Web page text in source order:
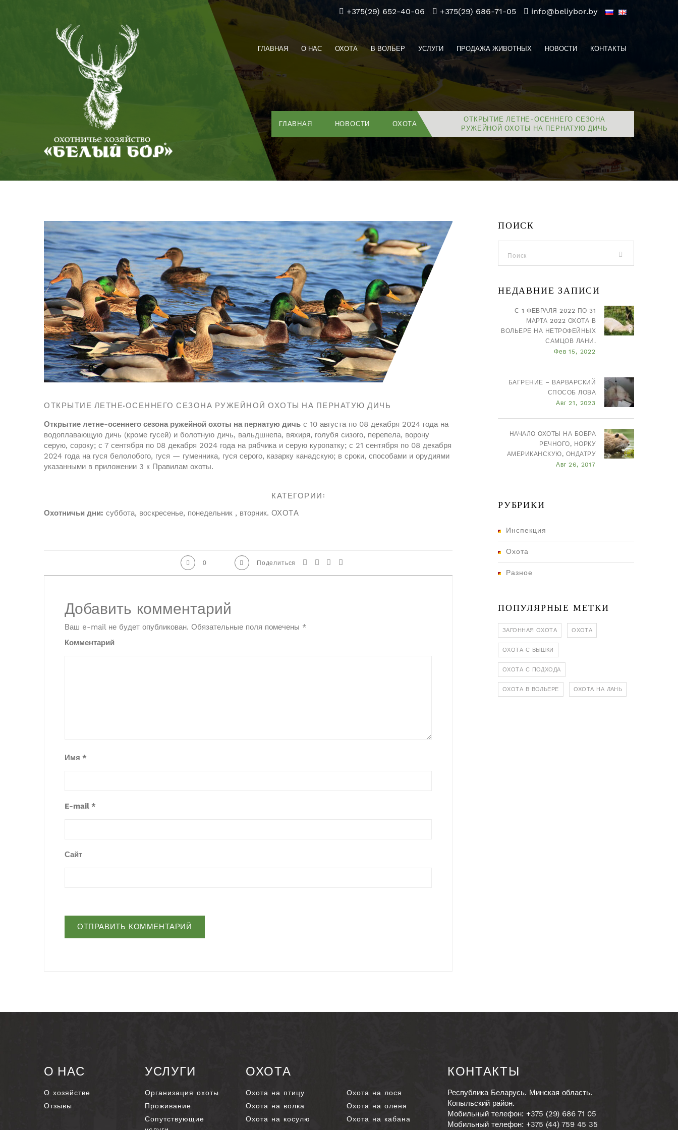
+375(29) 652-40-06 +375(29) 686-71-05 info@beliybor.by
ГЛАВНАЯ О НАС ОХОТА В ВОЛЬЕР УСЛУГИ ПРОДАЖА ЖИВОТНЫХ НОВОСТИ КОНТАКТЫ
ГЛАВНАЯ НОВОСТИ ОХОТА
ОТКРЫТИЕ ЛЕТНЕ-ОСЕННЕГО СЕЗОНА
РУЖЕЙНОЙ ОХОТЫ НА ПЕРНАТУЮ ДИЧЬ
ОТКРЫТИЕ ЛЕТНЕ-ОСЕННЕГО СЕЗОНА РУЖЕЙНОЙ ОХОТЫ НА ПЕРНАТУЮ ДИЧЬ
Открытие летне-осеннего сезона ружейной охоты на пернатую дичь с 10 августа по 08 декабря 2024 года на
водоплавающую дичь (кроме гусей) и болотную дичь, вальдшнепа, вяхиря, голубя сизого, перепела, ворону
серую, сороку; с 7 сентября по 08 декабря 2024 года на рябчика и серую куропатку; с 21 сентября по 08 декабря
2024 года на гуся белолобого, гуся — гуменника, гуся серого, казарку канадскую; в сроки, способами и орудиями
указанными в приложении 3 к Правилам охоты.
Охотничьи дни: суббота, воскресенье, понедельник , вторник.
КАТЕГОРИИ:
ОХОТА
0 Поделиться
Добавить комментарий
Ваш e-mail не будет опубликован. Обязательные поля помечены *
Комментарий
Имя *
E-mail *
Сайт
ПОИСК
НЕДАВНИЕ ЗАПИСИ
С 1 ФЕВРАЛЯ 2022 ПО 31
МАРТА 2022 ОХОТА В
ВОЛЬЕРЕ НА НЕТРОФЕЙНЫХ
САМЦОВ ЛАНИ.
Фев 15, 2022
БАГРЕНИЕ – ВАРВАРСКИЙ
СПОСОБ ЛОВА
Авг 21, 2023
НАЧАЛО ОХОТЫ НА БОБРА
РЕЧНОГО, НОРКУ
АМЕРИКАНСКУЮ, ОНДАТРУ
Авг 26, 2017
РУБРИКИ
Инспекция
Охота
Разное
ПОПУЛЯРНЫЕ МЕТКИ
ЗАГОННАЯ ОХОТА ОХОТА
ОХОТА С ВЫШКИ
ОХОТА С ПОДХОДА
ОХОТА В ВОЛЬЕРЕ ОХОТА НА ЛАНЬ
О НАС
О хозяйстве
Отзывы
УСЛУГИ
Организация охоты
Проживание
Сопутствующие
ОХОТА
Охота на птицу
Охота на волка
Охота на косулю
Охота на лося
Охота на оленя
Охота на кабана
КОНТАКТЫ
Республика Беларусь. Минская область.
Копыльский район.
Мобильный телефон: +375 (29) 686 71 05
Мобильный телефон: +375 (44) 759 45 35